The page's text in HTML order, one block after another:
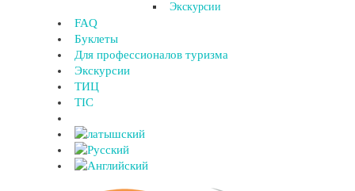
Экскурсии
FAQ
Буклеты
Для профессионалов туризма
Экскурсии
ТИЦ
TIC